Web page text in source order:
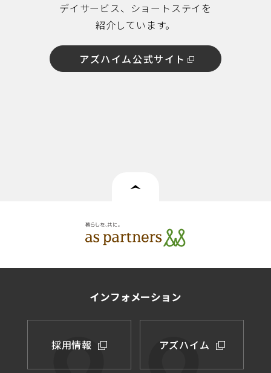
デイサービス、ショートステイを
紹介しています。
アズハイム公式サイト
インフォメーション
採用情報 アズハイム